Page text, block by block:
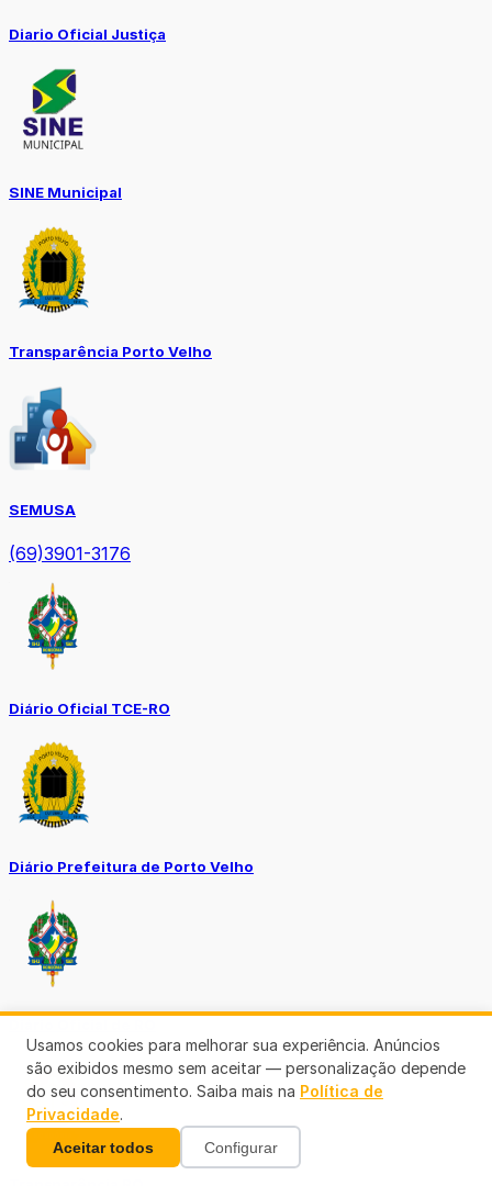
Diario Oficial Justiça
SINE Municipal
Transparência Porto Velho
SEMUSA
(69)3901-3176
Diário Oficial TCE-RO
Diário Prefeitura de Porto Velho
Usamos cookies para melhorar sua experiência. Anúncios
são exibidos mesmo sem aceitar — personalização depende
do seu consentimento. Saiba mais na Política de
Privacidade.
Aceitar todos Configurar